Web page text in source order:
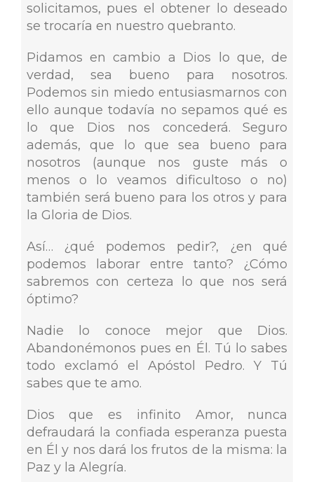
solicitamos, pues el obtener lo deseado
se trocaría en nuestro quebranto.
Pidamos en cambio a Dios lo que, de
verdad, sea bueno para nosotros.
Podemos sin miedo entusiasmarnos con
ello aunque todavía no sepamos qué es
lo que Dios nos concederá. Seguro
además, que lo que sea bueno para
nosotros (aunque nos guste más o
menos o lo veamos dificultoso o no)
también será bueno para los otros y para
la Gloria de Dios.
Así… ¿qué podemos pedir?, ¿en qué
podemos laborar entre tanto? ¿Cómo
sabremos con certeza lo que nos será
óptimo?
Nadie lo conoce mejor que Dios.
Abandonémonos pues en Él. Tú lo sabes
todo exclamó el Apóstol Pedro. Y Tú
sabes que te amo.
Dios que es infinito Amor, nunca
defraudará la confiada esperanza puesta
en Él y nos dará los frutos de la misma: la
Paz y la Alegría.